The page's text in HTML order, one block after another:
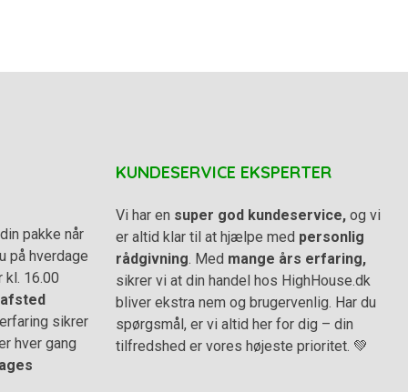
pakke når
på hverdage
kl. 16.00
afsted
sikrer
hver gang
KUNDESERVICE EKSPERTER
Vi har en super god kundeservice, og vi
er altid klar til at hjælpe med personlig
rådgivning . Med mange års erfaring,
sikrer vi at din handel hos HighHouse.dk
bliver ekstra nem og brugervenlig. Har du
spørgsmål, er vi altid her for dig – din
tilfredshed er vores højeste prioritet. 💚